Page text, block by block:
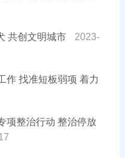
共创文明城市
2023-
作 找准短板弱项 着力
项整治行动 整治停放